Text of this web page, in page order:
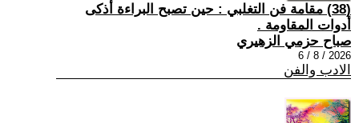
(38) مقامة فن التغلبي : حين تصبح البراءة أذكى
أدوات المقاومة .
صباح حزمي الزهيري
2026 / 8 / 6
الادب والفن